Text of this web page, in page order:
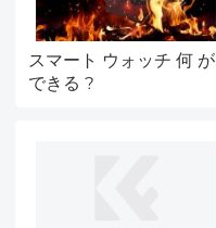
スマート ウォッチ 何 が
できる ?